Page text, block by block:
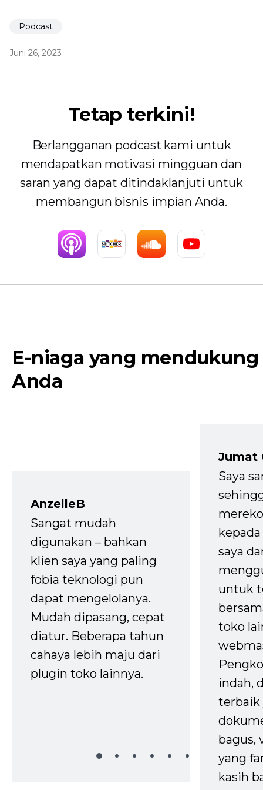
Podcast
Juni 26, 2023
Tetap terkini!
Berlangganan podcast kami untuk
mendapatkan motivasi mingguan dan
saran yang dapat ditindaklanjuti untuk
membangun bisnis impian Anda.
E-niaga yang mendukung
Anda
AnzelleB
Sangat mudah
digunakan – bahkan
klien saya yang paling
fobia teknologi pun
dapat mengelolanya.
Mudah dipasang, cepat
diatur. Beberapa tahun
cahaya lebih maju dari
plugin toko lainnya.
Jumat
Saya
saya
untuk
toko
indah,
terbaik
bagus,
yang
kasih